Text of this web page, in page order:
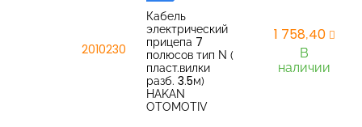
2010230
Кабель
электрический
прицепа 7
полюсов тип N (
пласт.вилки
разб. 3.5м)
HAKAN
OTOMOTIV
1 758,40
В
наличии